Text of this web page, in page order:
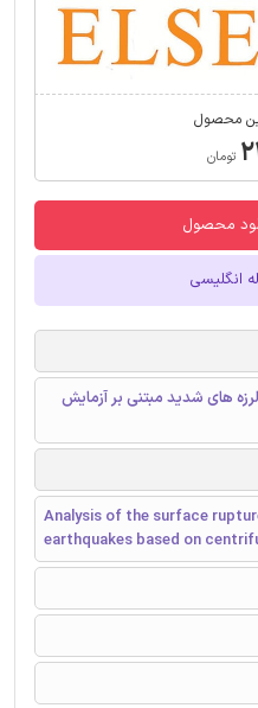
محصول
تومان
محصول
انگلیسی
های شدید مبتنی بر آزمایش
Analysis of the surface
earthquakes based on